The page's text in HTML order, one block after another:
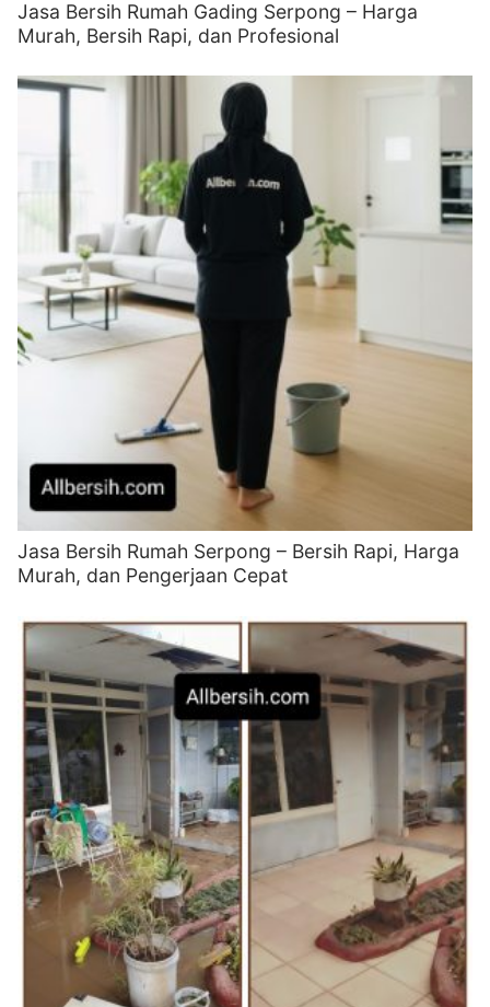
Jasa Bersih Rumah Gading Serpong – Harga
Murah, Bersih Rapi, dan Profesional
Jasa Bersih Rumah Serpong – Bersih Rapi, Harga
Murah, dan Pengerjaan Cepat